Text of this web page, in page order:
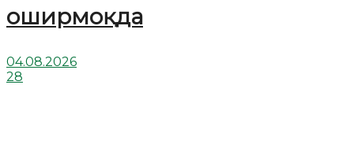
оширмоқда
04.08.2026
28